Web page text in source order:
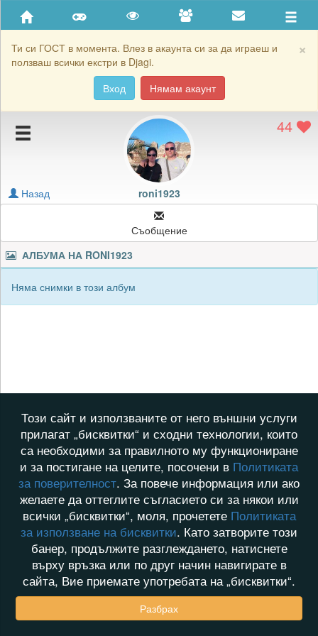
×
Ти си ГОСТ в момента. Влез в акаунта си за да играеш и
ползваш всички екстри в Djagi.
Вход
Нямам акаунт
Приятели
Хронология на игри
Подаръците на roni1923
Картичките на roni1923
Блокирай roni1923
44
roni1923
Назад
Съобщение
АЛБУМА НА RONI1923
Няма снимки в този албум
Този сайт и използваните от него външни услуги
прилагат „бисквитки“ и сходни технологии, които
са необходими за правилното му функциониране
и за постигане на целите, посочени в Политиката
за поверителност. За повече информация или ако
желаете да оттеглите съгласието си за някои или
всички „бисквитки“, моля, прочетете Политиката
за използване на бисквитки. Като затворите този
банер, продължите разглеждането, натиснете
върху връзка или по друг начин навигирате в
сайта, Вие приемате употребата на „бисквитки“.
Разбрах